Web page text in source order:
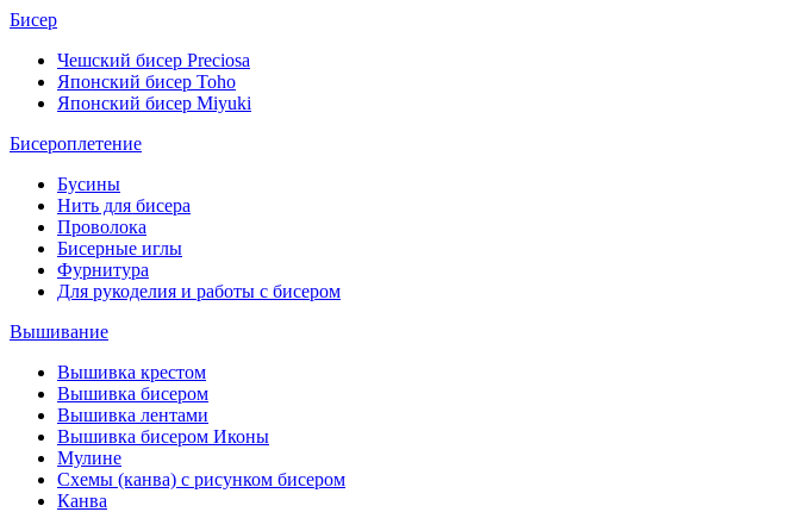
Бисер
Чешский бисер Preciosa
Японский бисер Toho
Японский бисер Miyuki
Бисероплетение
Бусины
Нить для бисера
Проволока
Бисерные иглы
Фурнитура
Для рукоделия и работы с бисером
Вышивание
Вышивка крестом
Вышивка бисером
Вышивка лентами
Вышивка бисером Иконы
Мулине
Схемы (канва) с рисунком бисером
Канва